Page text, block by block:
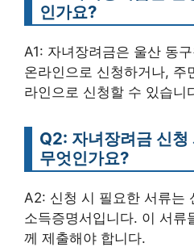
인가요?
A1: 자녀장려금은 울산 동
온라인으로 신청하거나, 주
라인으로 신청할 수 있습니
Q2: 자녀장려금 신청
무엇인가요?
A2: 신청 시 필요한 서류는
소득증명서입니다. 이 서류
께 제출해야 합니다.